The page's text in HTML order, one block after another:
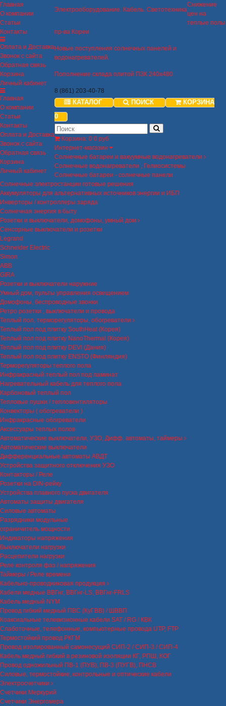
Главная
О компании
Статьи
Контакты
Оплата и Доставка
Звонок с сайта
Обратная связь
Корзина
Личный кабинет
Главная
О компании
Статьи
Контакты
Оплата и Доставка
Звонок с сайта
Обратная связь
Корзина
Личный кабинет
Электрооборудование. Кабель. Светотехника
Снижение
цен на
теплые полы
пр-ва Кореи
Новые поступления солнечных панелей и
водонагревателей.
Пополнение склада плитой ПЗК 240х480
8 (861) 203-40-78
КАТАЛОГ ПОИСК
КОРЗИНА
0
Корзина: 0 0 руб
Интернет-магазин
Солнечные батареи и вакуумные водонагреватели
Солнечные водонагреватели , Гелиосистемы
Солнечные батареи - солнечные панели
Солнечные электростанции готовые решения
Аккумуляторы для альтернативных источников энергии и ИБП
Инверторы / контроллеры заряда
Солнечная энергия в быту
Розетки и выключатели, домофоны, умный дом
Сенсорные выключатели и розетки
Legrand
Schneider Electric
Simon
ABB
GIRA
Розетки и выключатели наружние
Умный дом, пульты управления освещением
Домофоны, беспроводные звонки
Ретро розетки , выключатели и провода
Теплый пол, терморегуляторы, обогреватели
Теплый пол под плитку SouthHeat (Корея)
Теплый пол под плитку NanoThermal (Корея)
Теплый пол под плитку DEVI (Дания)
Теплый пол под плитку ENSTO (Финляндия)
Терморегуляторы теплого пола
Инфракрасный теплый пол под ламинат
Нагревательный кабель для теплого пола
Карбоновый теплый пол
Тепловые пушки / тепловентиляторы
Конвекторы ( обогреватели )
Инфракрасные обогреватели
Аксессуары теплых полов
Автоматические выключатели, УЗО, Дифф. автоматы, таймеры
Автоматические выключатели
Дифференциальные автоматы АВДТ
Устройства защитного отключения УЗО
Контакторы / Реле
Розетки на DIN-рейку
Устройства плавного пуска двигателя
Автоматы защиты двигателя
Силовые автоматы
Разрядники модульные
ограничитель мощности
Индикаторы напряжения
Выключатели нагрузки
Расцепители нагрузки
Реле контроля фаз / напряжения
Таймеры / Реле времени
Кабельно-проводниковая продукция
Кабели медные ВВГнг, ВВГнг-LS, ВВГнг-FRLS
Кабель медный NYM
Провод гибкий медный ПВС (КуГВВ) / ШВВП
Коаксиальные телевизионные кабели SAT / RG / КВК
Слаботочные, телефонные, компьютерные провода UTP, FTP
Термостойкий провод РКГМ
Провод изолированный самонесущий СИП-2 / СИП-3 / СИП-4
Кабель медный гибкий в резиновой изоляции КГ, РПШ, КОГ
Провод одножильный ПВ-1 (ПУВ), ПВ-3 (ПУГВ), ПНСВ
Силовые, термостойкие, контрольные и оптические кабели
Электросчетчики
Счетчики Меркурий
Счетчики Энергомера